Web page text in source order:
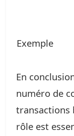
Exemple
En
numéro de
transactions
rôle est